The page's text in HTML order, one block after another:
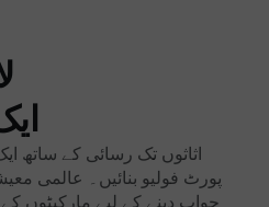
پورٹ فولیو بنائیں۔ عالمی
جواب دینے کے لیے مارکیٹوں